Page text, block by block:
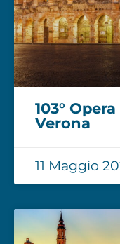
103°
Verona
11 Maggio